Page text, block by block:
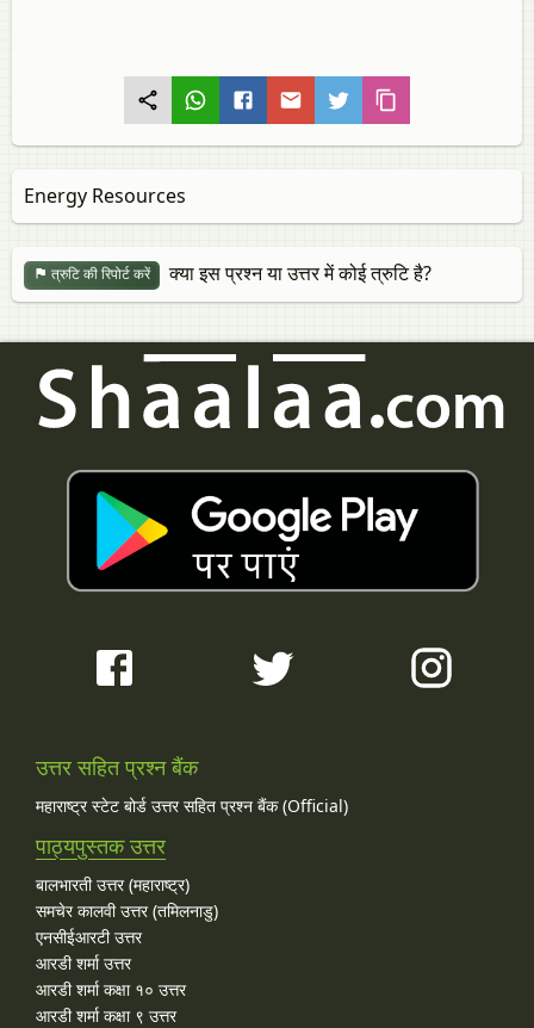
Energy Resources
त्रुटि की रिपोर्ट करें क्या इस प्रश्न या उत्तर में कोई त्रुटि है?
उत्तर सहित प्रश्न बैंक
महाराष्ट्र स्टेट बोर्ड उत्तर सहित प्रश्न बैंक (Official)
पाठ्यपुस्तक उत्तर
बालभारती उत्तर (महाराष्ट्र)
समचेर कालवी उत्तर (तमिलनाडु)
एनसीईआरटी उत्तर
आरडी शर्मा उत्तर
आरडी शर्मा कक्षा १० उत्तर
आरडी शर्मा कक्षा ९ उत्तर